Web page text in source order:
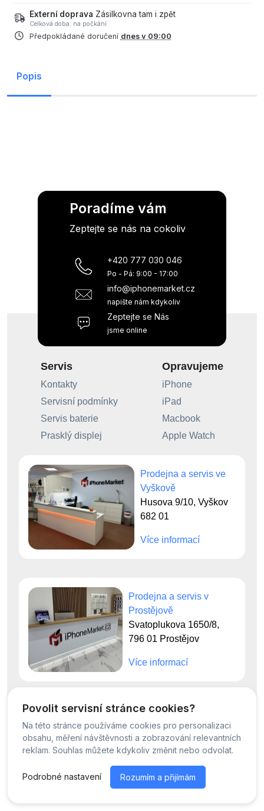
Externí doprava Zásilkovna tam i zpět
Celková doba: na počkání
Předpokládané doručení dnes v 09:00
Popis
Povolit servisní stránce cookies?
Na této stránce používáme cookies pro personalizaci
obsahu, měření návštěvnosti a zobrazování relevantních
reklam. Souhlas můžete kdykoliv změnit nebo odvolat.
Podrobné nastavení Rozumím a přijímám
Poradíme vám
Zeptejte se nás na cokoliv
+420 777 030 046
Po - Pá: 9:00 - 17:00
info@iphonemarket.cz
napište nám kdykoliv
Zeptejte se Nás
jsme online
Servis
Kontakty
Servisní podmínky
Servis baterie
Prasklý displej
Opravujeme
iPhone
iPad
Macbook
Apple Watch
Prodejna a servis ve
Vyškově
Husova 9/10, Vyškov
682 01
Více informací
Prodejna a servis v
Prostějově
Svatoplukova 1650/8,
796 01 Prostějov
Více informací
© Servis iPhoneMarket - 2026 -Všechna práva vyhrazena.
Běžíme na
MyRepair.app